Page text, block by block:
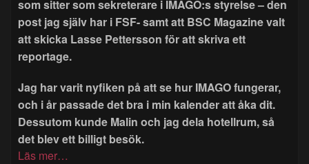
som sitter som sekreterare i IMAGO:s styrelse – den
post jag själv har i FSF- samt att BSC Magazine valt
att skicka Lasse Pettersson för att skriva ett
reportage.
Jag har varit nyfiken på att se hur IMAGO fungerar,
och i år passade det bra i min kalender att åka dit.
Dessutom kunde Malin och jag dela hotellrum, så
det blev ett billigt besök.
Läs mer…